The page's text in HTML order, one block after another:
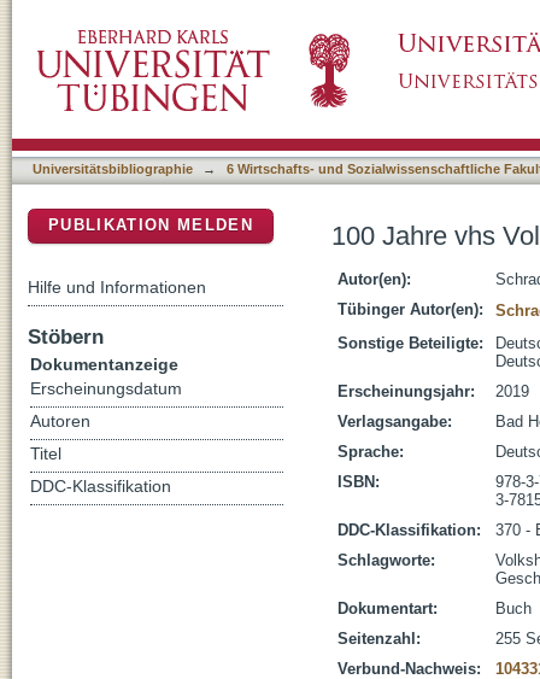
Universitätsbibliographie → 6 Wirtschafts- und Sozialwissenschaftliche
100 Jahre vhs
Autor(en):
Tübinger Autor(en):
Sonstige Beteiligte:
Erscheinungsjahr:
2019
Verlagsangabe:
Bad
Sprache:
ISBN:
978-
3-
DDC-Klassifikation:
370 -
Schlagworte:
Dokumentart:
Buch
Seitenzahl:
255
Verbund-Nachweis:
PUBLIKATION MELDEN
Hilfe und Informationen
Stöbern
Dokumentanzeige
Erscheinungsdatum
Autoren
Titel
DDC-Klassifikation